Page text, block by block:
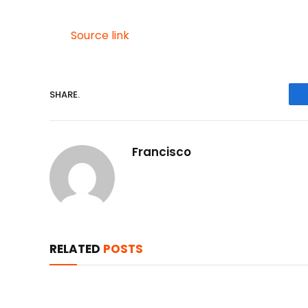
Source link
SHARE.
Francisco
RELATED POSTS